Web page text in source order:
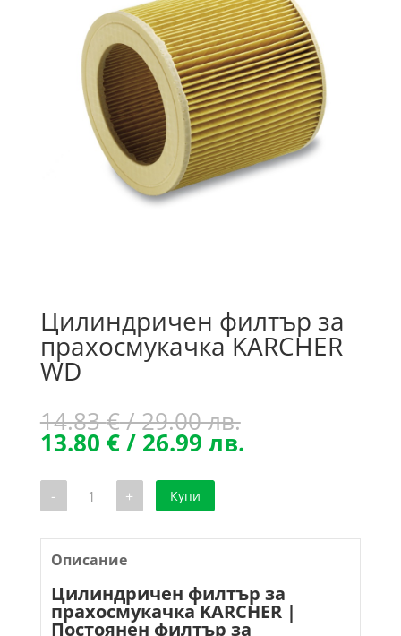
Цилиндричен филтър за
прахосмукачка KARCHER
WD
14.83€/ 29.00 лв.Original
price
13.80 €/ 26.99 лв.Текущата
26.99 лв..
- количество
Цилиндричен
за
прахосмукачка
WD
+ Купи
Описание
Цилиндричен филтър за
прахосмукачка KARCHER |
Постоянен филтър за